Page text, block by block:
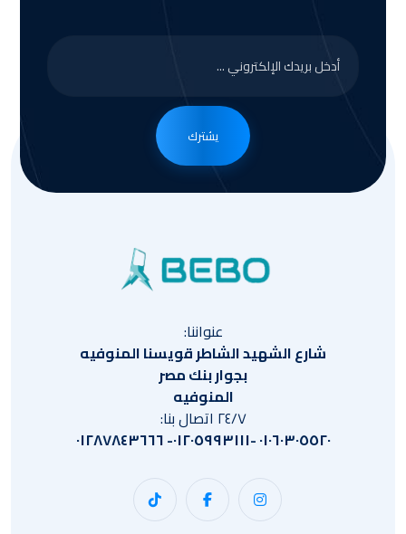
يشترك
عنواننا:
شارع الشهيد الشاطر قويسنا المنوفيه
بجوار بنك مصر
المنوفيه
٢٤/٧ اتصال بنا:
٠١٠٦٠٣٠٥٥٢٠ -٠١٢٠٥٩٩٣١١١- ٠١٢٨٧٨٤٣٦٦٦